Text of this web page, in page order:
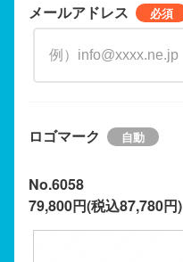
メールアドレス
ロゴマーク
No.6058
79,800円(税込87,780円)